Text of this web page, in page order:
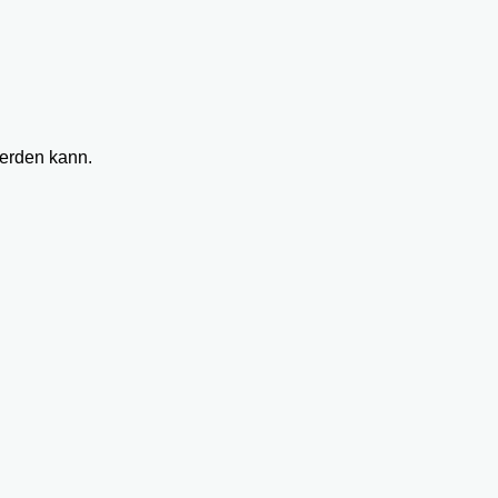
kann.